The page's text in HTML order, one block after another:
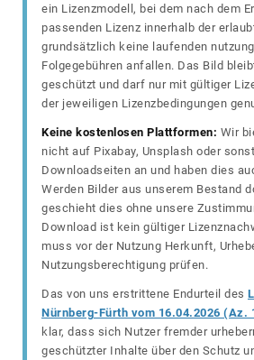
ein Lizenzmodell, bei dem nach dem
passenden Lizenz innerhalb der
grundsätzlich keine laufenden
Folgegebühren anfallen. Das Bild
geschützt und darf nur mit gültiger
der jeweiligen Lizenzbedingungen
Keine kostenlosen Plattformen: Wir
nicht auf Pixabay, Unsplash oder
Downloadseiten an und haben dies
Werden Bilder aus unserem Bestand
geschieht dies ohne unsere
Download ist kein gültiger
muss vor der Nutzung Herkunft,
Nutzungsberechtigung prüfen.
Das von uns erstrittene Endurteil des
Nürnberg-Fürth vom 16.04.2026 (Az.
klar, dass sich Nutzer fremder
geschützter Inhalte über den Schutz